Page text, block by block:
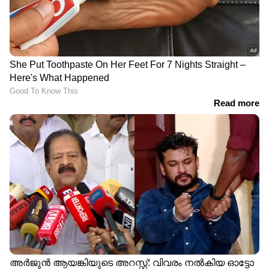
ഇരപിടിക്കുന്ന ഉറുമ്പുകള്‍ മഴപ്പാറ്റകളുടെ
നനഞ്ഞ മേനിയില്‍ കൊമ്പ് കുത്തി. ദീദിയുടെ
തണുത്ത മാറിടങ്ങളില്‍ മഴപ്പാറ്റകള്‍ വീണ്ടും
വീണ്ടും ശ്വാസമില്ലാതെ പിടഞ്ഞു വീണു.
ഇവിടെ ക്ലിക്ക് ചെയ്താല്‍
വായിക്കാം,
മികച്ച കഥകള്‍, മികച്ച കവിതകള്‍...